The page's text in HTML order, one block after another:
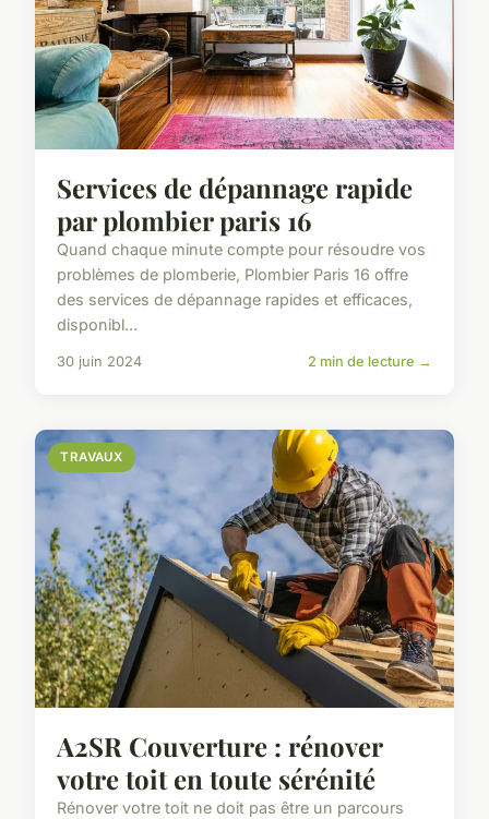
Services de dépannage rapide
par plombier paris 16
Quand chaque minute compte pour résoudre vos
problèmes de plomberie, Plombier Paris 16 offre
des services de dépannage rapides et efficaces,
disponibl...
30 juin 2024 2 min de lecture →
TRAVAUX
A2SR Couverture : rénover
votre toit en toute sérénité
Rénover votre toit ne doit pas être un parcours